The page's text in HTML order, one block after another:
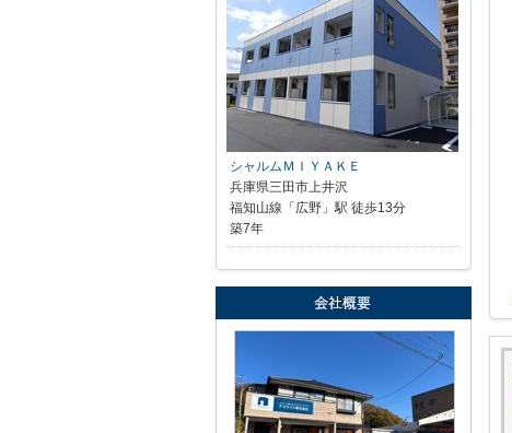
シャルムＭＩＹＡＫＥ
兵庫県三田市上井沢
福知山線「広野」駅 徒歩13分
築7年